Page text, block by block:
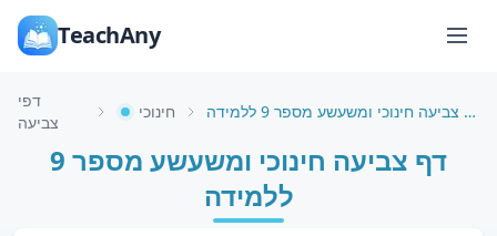
TeachAny
דפי
צביעה
חינוכי דף צביעה חינוכי ומשעשע מספר 9 ללמידה
דף צביעה חינוכי ומשעשע מספר 9
ללמידה